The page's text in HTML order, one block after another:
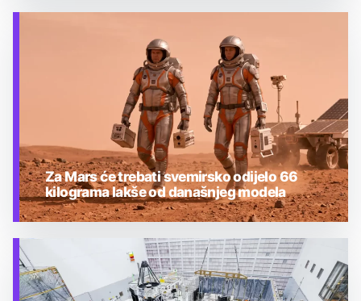
TEHNOLOGIJA
Za Mars će trebati svemirsko odijelo 66
kilograma lakše od današnjeg modela